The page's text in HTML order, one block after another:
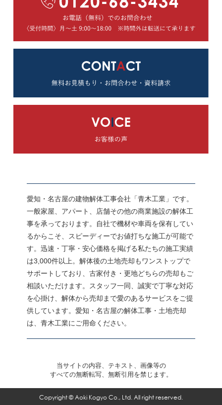
愛知・名古屋の建物解体工事会社「青木工業」です。
一般家屋、アパート、店舗その他の商業施設の解体工
事を承っております。自社で機材や車両を保有してい
るからこそ、スピーディーでお値打ちな施工が可能で
す。迅速・丁寧・安心価格を掲げる私たちの施工実績
は3,000件以上。解体後の土地売却もワンストップで
サポートしており、古家付き・更地どちらの売却もご
相談いただけます。スタッフ一同、誠実で丁寧な対応
を心掛け、解体から売却まで愛のあるサービスをご提
供しています。愛知・名古屋の解体工事・土地売却
は、青木工業にご用命ください。
当サイトの内容、テキスト、画像等の
すべての無断転写、無断引用を禁じます。
Copyright © Aoki Kogyo Co., Ltd. All right reserved.